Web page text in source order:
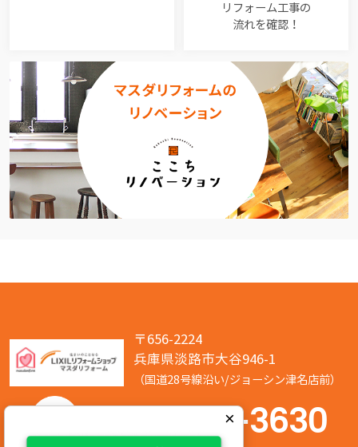
リフォーム工事の
流れを確認！
〒656-2224
兵庫県淡路市大谷946-1
（国道28号線沿い/ジョーシン津名店前）
050-7586-3630
×